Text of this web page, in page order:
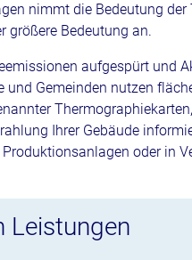
nimmt die Bedeutung
größere Bedeutung an.
aufgespürt und
Gemeinden nutzen
Ihrer Gebäude
oder in
Leistungen